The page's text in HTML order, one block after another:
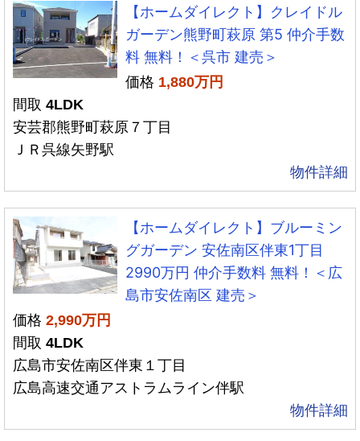
【ホームダイレクト】クレイドル
ガーデン熊野町萩原 第5 仲介手数
料 無料！＜呉市 建売＞
価格 1,880万円
間取 4LDK
安芸郡熊野町萩原７丁目
ＪＲ呉線矢野駅
物件詳細
【ホームダイレクト】ブルーミン
グガーデン 安佐南区伴東1丁目
2990万円 仲介手数料 無料！＜広
島市安佐南区 建売＞
価格 2,990万円
間取 4LDK
広島市安佐南区伴東１丁目
広島高速交通アストラムライン伴駅
物件詳細